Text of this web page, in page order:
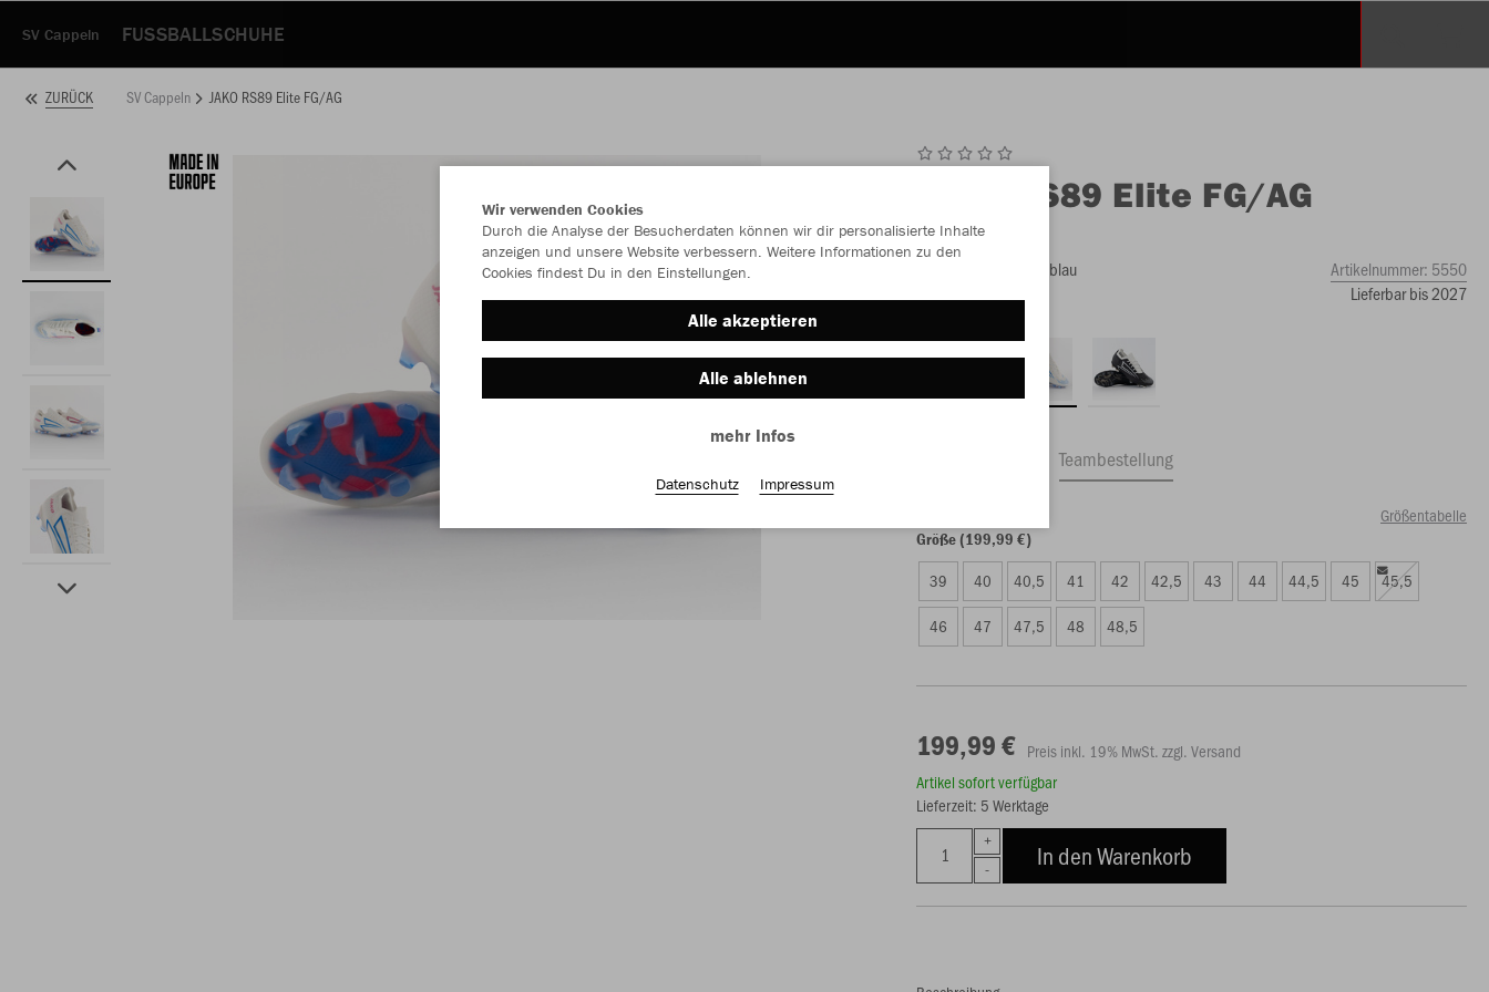
SV Cappeln FUSSBALLSCHUHE
ZURÜCK SV Cappeln JAKO RS89 Elite FG/AG
RS89 Elite FG/AG
Made in Europe
weiß/rhodamine rot/blau Artikelnummer: 5550
Lieferbar bis 2027
Teambestellung
Größentabelle
Größe (199,99 €)
39 40 40,5 41 42 42,5 43 44 44,5 45 45,5
46 47 47,5 48 48,5
199,99 € Preis inkl. 19% MwSt. zzgl. Versand
Artikel sofort verfügbar
Lieferzeit: 5 Werktage
In den Warenkorb
Wir verwenden Cookies
Durch die Analyse der Besucherdaten können wir dir personalisierte Inhalte
anzeigen und unsere Website verbessern. Weitere Informationen zu den
Cookies findest Du in den Einstellungen.
Alle akzeptieren
Alle ablehnen
mehr Infos
Datenschutz Impressum